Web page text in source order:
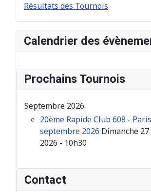
Résultats des Tournois
Calendrier des
Prochains Tournois
Septembre 2026
20ème Rapide Club 608 -
septembre 2026 Dimanche
2026 - 10h30
Contact